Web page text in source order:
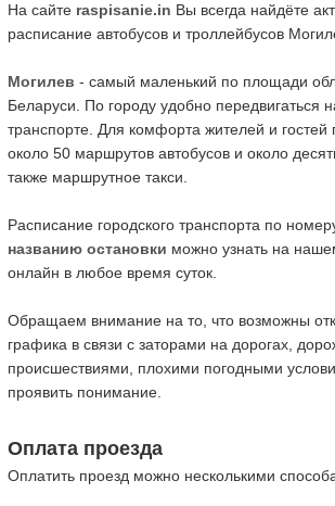
На сайте raspisanie.in Вы всегда найдёте
расписание автобусов и троллейбусов
Могилев - самый маленький по площади
Беларуси. По городу удобно передвигаться
транспорте. Для комфорта жителей и гостей
около 50 маршрутов автобусов и около
также маршрутное такси.
Расписание городского транспорта по
названию остановки можно узнать на
онлайн в любое время суток.
Обращаем внимание на то, что возможны
графика в связи с заторами на дорогах,
происшествиями, плохими погодными
проявить понимание.
Оплата проезда
Оплатить проезд можно несколькими